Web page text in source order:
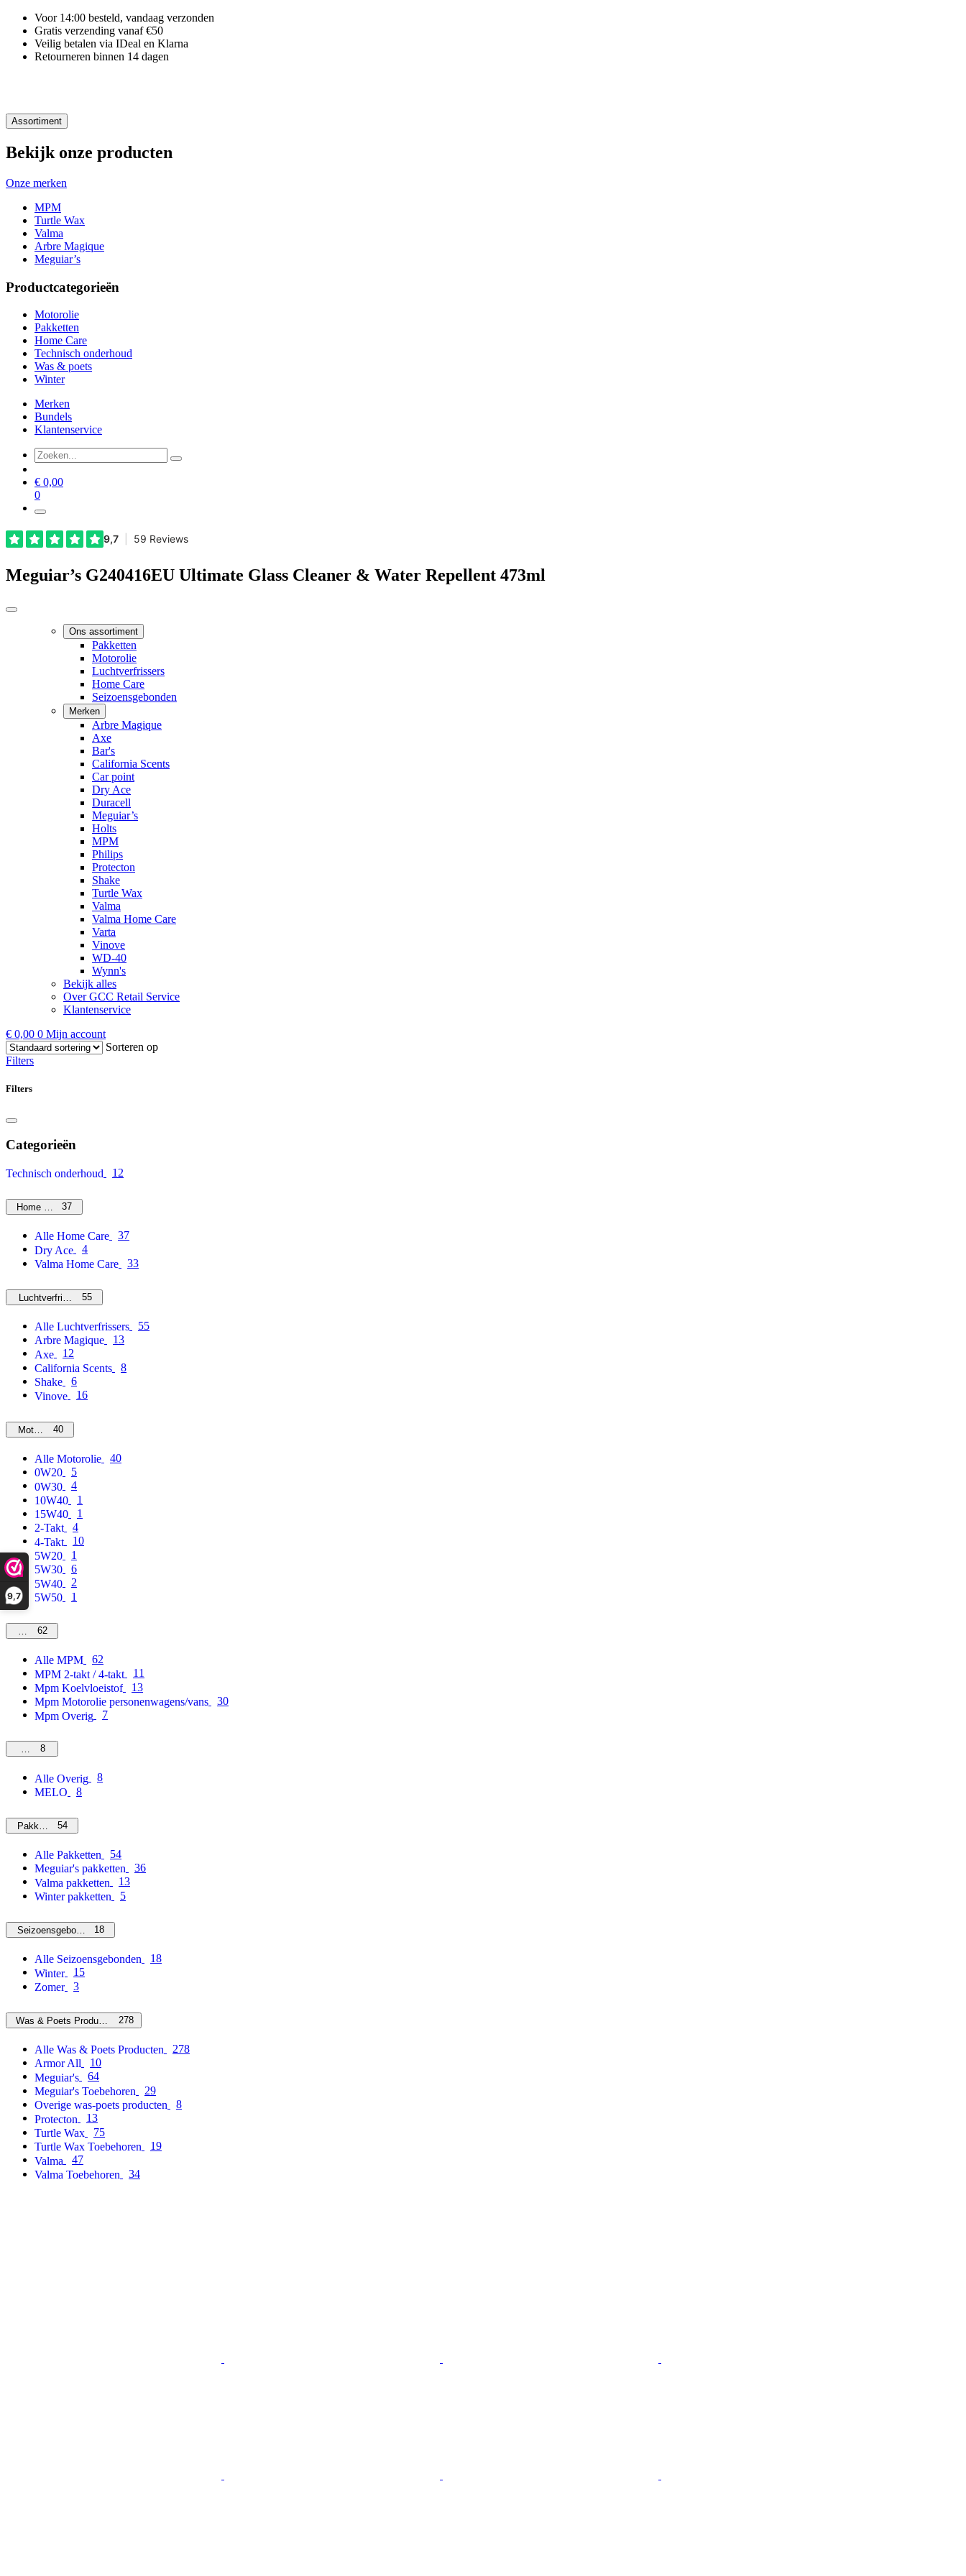
9,7
Voor 14:00 besteld, vandaag verzonden
Gratis verzending vanaf €50
Veilig betalen via IDeal en Klarna
Retourneren binnen 14 dagen
Assortiment
Bekijk onze producten
Onze merken
MPM
Turtle Wax
Valma
Arbre Magique
Meguiar’s
Productcategorieën
Motorolie
Pakketten
Home Care
Technisch onderhoud
Was & poets
Winter
Merken
Bundels
Klantenservice
€ 0,00
0
Meguiar’s G240416EU Ultimate Glass Cleaner & Water Repellent 473ml
Ons assortiment
Pakketten
Motorolie
Luchtverfrissers
Home Care
Seizoensgebonden
Merken
Arbre Magique
Axe
Bar's
California Scents
Car point
Dry Ace
Duracell
Meguiar’s
Holts
MPM
Philips
Protecton
Shake
Turtle Wax
Valma
Valma Home Care
Varta
Vinove
WD-40
Wynn's
Bekijk alles
Over GCC Retail Service
Klantenservice
€ 0,00 0 Mijn account
Sorteren op
Filters
Filters
Categorieën
Technisch onderhoud 12
Home Care37
Alle Home Care
37
Dry Ace
4
Valma Home Care
33
Luchtverfrissers55
Alle Luchtverfrissers
55
Arbre Magique
13
Axe
12
California Scents
8
Shake
6
Vinove
16
Motorolie40
Alle Motorolie
40
0W20
5
0W30
4
10W40
1
15W40
1
2-Takt
4
4-Takt
10
5W20
1
5W30
6
5W40
2
5W50
1
MPM62
Alle MPM
62
MPM 2-takt / 4-takt
11
Mpm Koelvloeistof
13
Mpm Motorolie personenwagens/vans
30
Mpm Overig
7
Overig
8
Alle Overig
8
MELO
8
Pakketten54
Alle Pakketten
54
Meguiar's pakketten
36
Valma pakketten
13
Winter pakketten
5
Seizoensgebonden18
Alle Seizoensgebonden
18
Winter
15
Zomer
3
Was & Poets Producten 278
Alle Was & Poets Producten
278
Armor All
10
Meguiar's
64
Meguiar's Toebehoren
29
Overige was-poets producten
8
Protecton
13
Turtle Wax
75
Turtle Wax Toebehoren
19
Valma
47
Valma Toebehoren
34